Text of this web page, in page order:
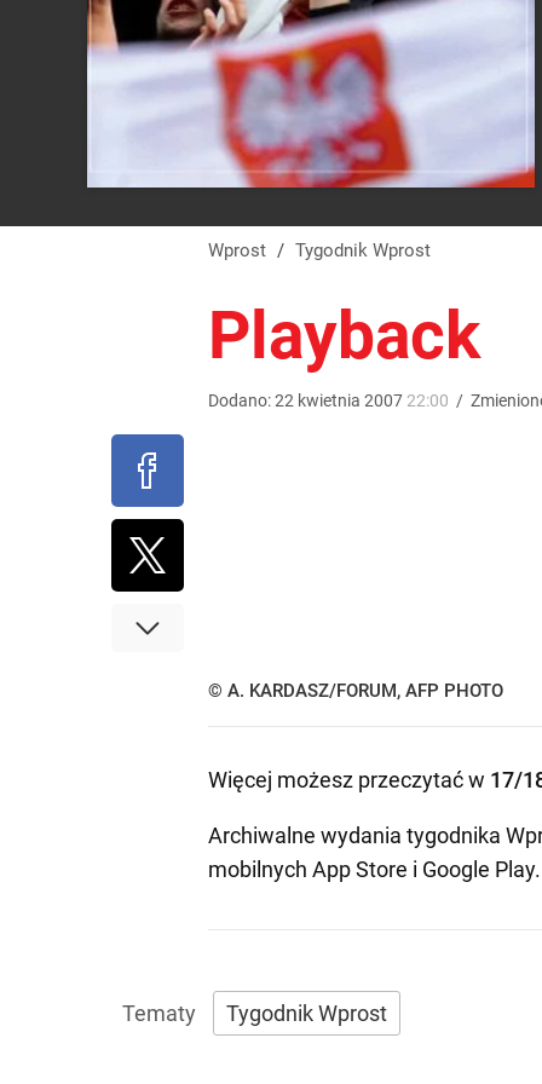
Wprost / Tygodnik Wprost
Playback
Dodano:22 kwietnia 2007 22:00 /
© A. KARDASZ/FORUM, AFP PHOTO
Więcej możesz przeczytać w 17/
Archiwalne wydania tygodnika
mobilnych App Store i Google Play.
Tygodnik Wprost